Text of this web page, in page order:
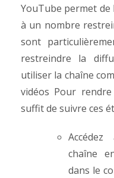
YouTube permet de
à un nombre
sont
restreindre la
utiliser la chaîne
vidéos Pour
suffit de suivre ces
chaîne
dans le